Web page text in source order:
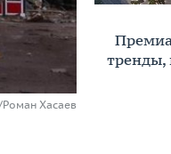
Хасаев
тренды,